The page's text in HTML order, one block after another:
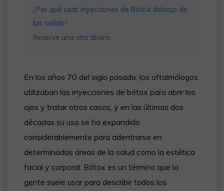
¿Por qué usar inyecciones de Bótox debajo de
las axilas?
Reserve una cita ahora
En los años 70 del siglo pasado, los oftalmólogos
utilizaban las inyecciones de bótox para abrir los
ojos y tratar otros casos, y en las últimas dos
décadas su uso se ha expandido
considerablemente para adentrarse en
determinadas áreas de la salud como la estética
facial y corporal. Bótox es un término que la
gente suele usar para describir todos los